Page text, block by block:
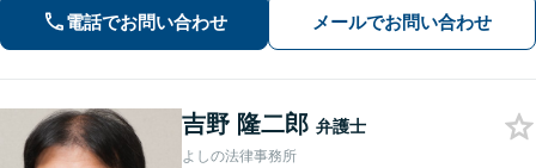
対応可能：通訳を介さず英語で直接サ
ポート】
電話でお問い合わせ メールでお問い合わせ
吉野 隆二郎 弁護士
よしの法律事務所